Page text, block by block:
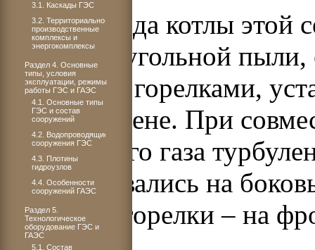
До 1962 года котлы этой
сжигания угольной
щелевыми горелками,
боковой стене. При
и доменного газа
устанавливались на
а газовые горелки – на
3.1. Каскады ГЭС
3.2. Территориально-
производственные
комплексы и
энергокомплексы
Раздел 4. Основные
типы, условия
эксплуатации, режимы
работы ГЭС и ГАЭС
4.1. Основные типы
ГЭС и состав
сооружений
4.2. Водопроводящие
сооружения ГЭC
4.3. Плотины
гидроузлов
4.4. Особенности
сооружений ГАЭС
Раздел 5.
Технологическое
оборудование ГЭС и
ГАЭС
5.1. Состав